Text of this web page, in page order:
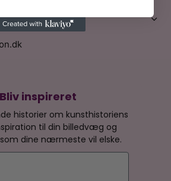
Bliv inspireret
historier om kunsthistoriens
til din billedvæg og
dine nærmeste vil elske.